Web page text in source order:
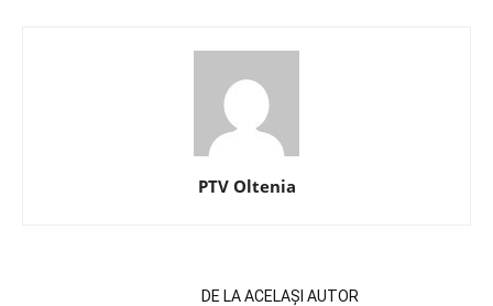
PTV Oltenia
DE LA ACELAȘI AUTOR